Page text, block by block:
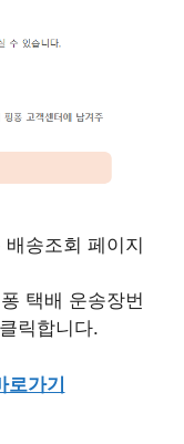
송조회 페이지
택배 운송장번
릭합니다.
로가기